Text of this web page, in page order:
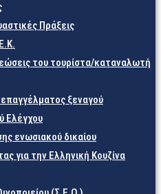
Πράξεις
του τουρίστα/καταναλωτή
ξεναγού
Ελέγχου
ενωσιακού δικαίου
για την Ελληνική Κουζίνα